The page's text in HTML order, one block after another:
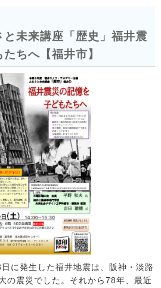
と未来講座「歴史」福井震
ちへ【福井市】
に発生した福井地震は、阪神・淡路
の震災でした。それから78年、最近